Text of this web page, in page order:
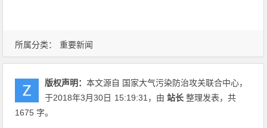
所属分类： 重要新闻
版权声明：本文源自 国家大气污染防治攻关联合中心，
于2018年3月30日 15:19:31 ，由站长 整理发表，共
1675 字。